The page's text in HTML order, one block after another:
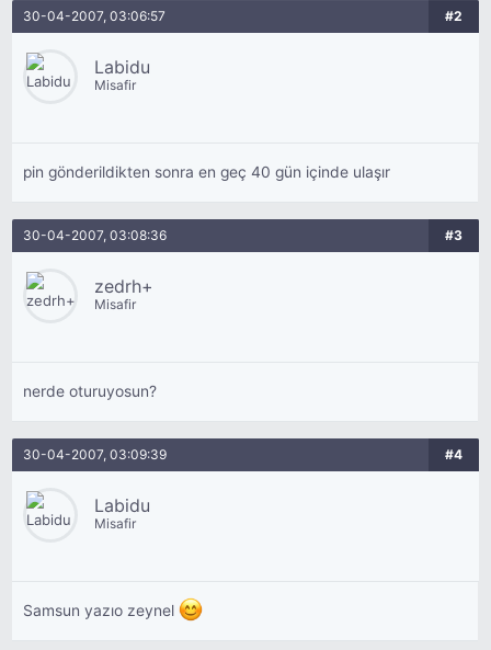
30-04-2007, 03:06:57 #2
Labidu
Misafir
pin gönderildikten sonra en geç 40 gün içinde ulaşır
30-04-2007, 03:08:36 #3
zedrh+
Misafir
nerde oturuyosun?
30-04-2007, 03:09:39 #4
Labidu
Misafir
Samsun yazıo zeynel